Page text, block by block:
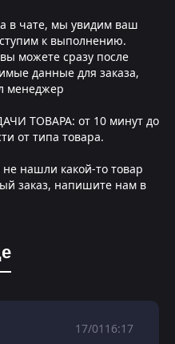
в чате, мы увидим ваш
к выполнению.
можете сразу после
данные для заказа,
менеджер
ТОВАРА: от 10 минут до
от типа товара.
нашли какой-то товар
заказ, напишите нам в
17/01 16:17